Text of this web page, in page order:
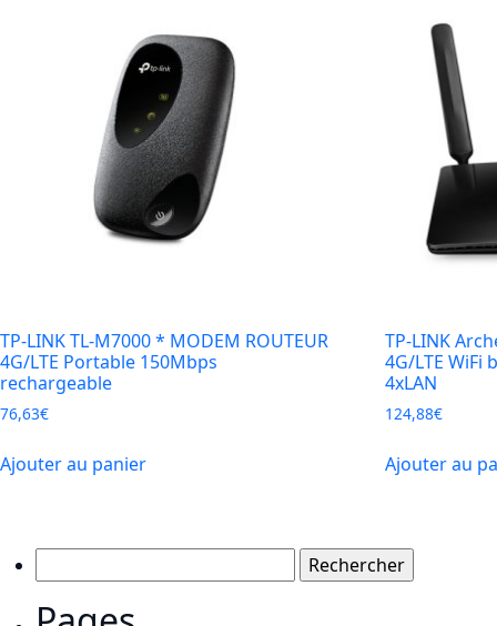
TP-LINK TL-M7000 * MODEM ROUTEUR
4G/LTE Portable 150Mbps
rechargeable
76,63€
Ajouter au panier
TP-LINK
4G/LTE WiFi
4xLAN
124,88€
Ajouter au